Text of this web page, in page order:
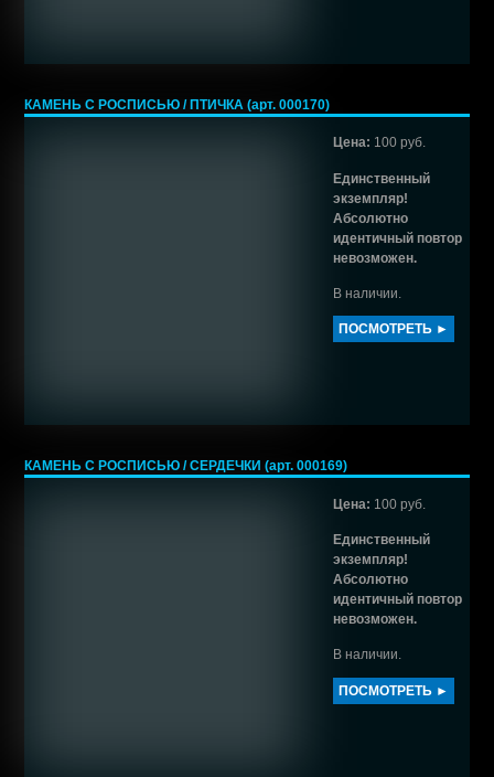
КАМЕНЬ С РОСПИСЬЮ / ПТИЧКА (арт. 000170)
Цена: 100 руб.
Единственный
экземпляр!
Абсолютно
идентичный повтор
невозможен.
В наличии.
ПОСМОТРЕТЬ ►
КАМЕНЬ С РОСПИСЬЮ / СЕРДЕЧКИ (арт. 000169)
Цена: 100 руб.
Единственный
экземпляр!
Абсолютно
идентичный повтор
невозможен.
В наличии.
ПОСМОТРЕТЬ ►